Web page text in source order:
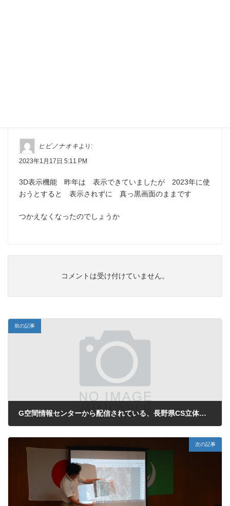
ヒビノナオキ より:
2023年1月17日 5:11 PM
3D表示機能 昨年は 表示できていましたが 2023年に使
おうとすると 表示されずに 真っ黒画面のままです
つかえなくなったのでしょうか
コメントは受け付けていません。
前の記事
G空間情報センターから配信されている、長野県CS立体図 Ver.2 （１ｍ）タイル配信版
次の記事